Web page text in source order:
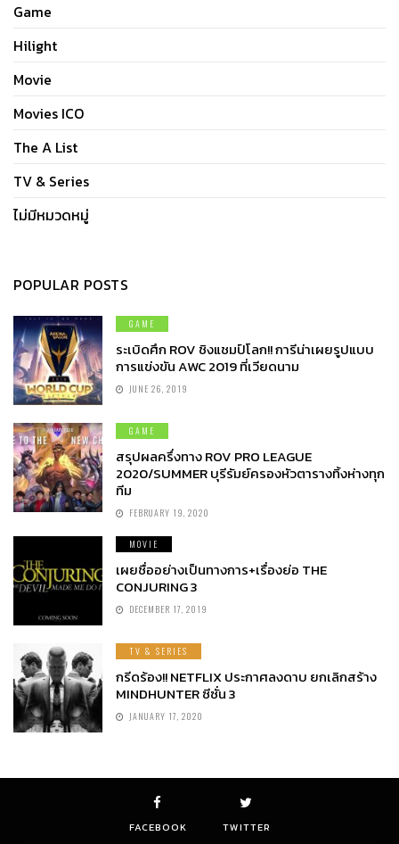
Game
Hilight
Movie
Movies ICO
The A List
TV & Series
ไม่มีหมวดหมู่
POPULAR POSTS
GAME
ระเบิดศึก ROV ชิงแชมป์โลก!! การีน่าเผยรูปแบบ
การแข่งขัน AWC 2019 ที่เวียดนาม
JUNE 26, 2019
GAME
สรุปผลครึ่งทาง ROV PRO LEAGUE
2020/SUMMER บุรีรัมย์ครองหัวตารางทิ้งห่างทุก
ทีม
FEBRUARY 19, 2020
MOVIE
เผยชื่ออย่างเป็นทางการ+เรื่องย่อ THE
CONJURING 3
DECEMBER 17, 2019
TV & SERIES
กรีดร้อง!! NETFLIX ประกาศลงดาบ ยกเลิกสร้าง
MINDHUNTER ซีซั่น 3
JANUARY 17, 2020
FACEBOOK TWITTER